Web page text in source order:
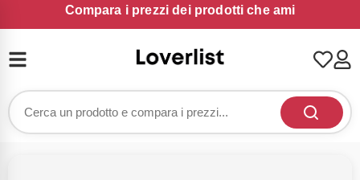
Compara i prezzi dei prodotti che ami